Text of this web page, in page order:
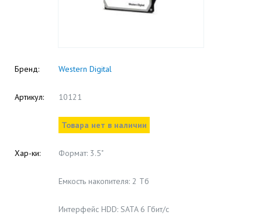
Бренд: Western Digital
Артикул: 10121
Товара нет в наличии
Хар-ки: Формат: 3.5"
Емкость накопителя: 2 Тб
Интерфейс HDD: SATA 6 Гбит/с